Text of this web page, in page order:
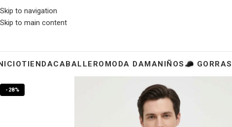
Skip to navigation
Skip to main content
TIENDACABALLERO MODA DAMANIÑOS GORRAS
-28%